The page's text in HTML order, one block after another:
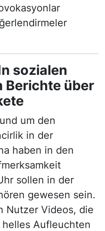
sozialen
Berichte über
um den
in der
haben in den
sollen in der
gewesen sein.
Nutzer Videos, die
Aufleuchten